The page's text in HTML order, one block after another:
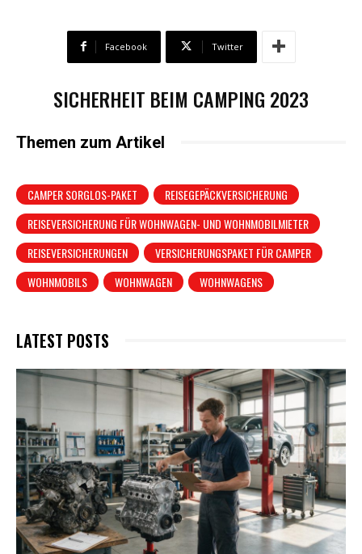
Facebook Twitter
SICHERHEIT BEIM CAMPING 2023
Themen zum Artikel
CAMPER SORGLOS-PAKET
REISEGEPÄCKVERSICHERUNG
REISEVERSICHERUNG FÜR WOHNWAGEN- UND WOHNMOBILMIETER
REISEVERSICHERUNGEN
VERSICHERUNGSPAKET FÜR CAMPER
WOHNMOBILS
WOHNWAGEN WOHNWAGENS
LATEST POSTS